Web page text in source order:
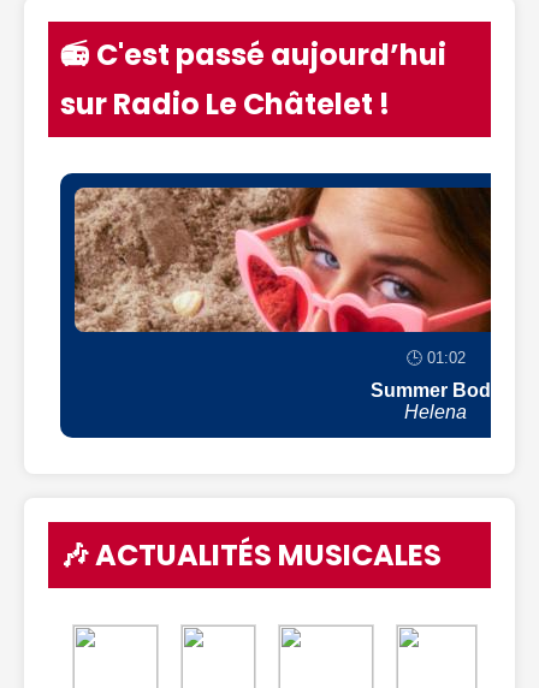
📻 C'est passé aujourd’hui
sur Radio Le Châtelet !
🕒 01:02
Summer Body
Helena
🎶 ACTUALITÉS MUSICALES